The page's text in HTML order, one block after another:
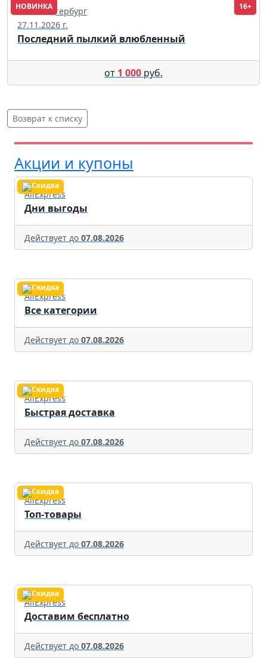
НОВИНКА 16+
Санкт-Петербург
27.11.2026 г.
Последний пылкий влюбленный
от 1 000 руб.
Возврат к списку
Акции и купоны
AliExpress
Дни выгоды
Действует до 07.08.2026
AliExpress
Все категории
Действует до 07.08.2026
AliExpress
Быстрая доставка
Действует до 07.08.2026
AliExpress
Топ-товары
Действует до 07.08.2026
AliExpress
Доставим бесплатно
Действует до 07.08.2026